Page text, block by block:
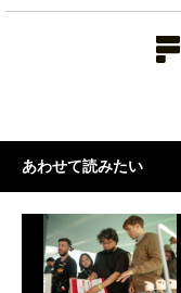
あわせて読みたい